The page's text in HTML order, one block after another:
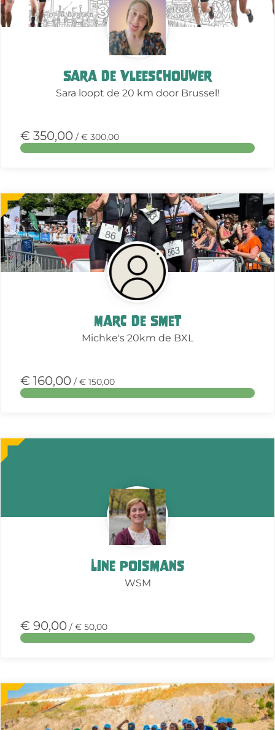
Sara De Vleeschouwer
Sara loopt de 20 km door Brussel!
€ 350,00 / € 300,00
Marc De Smet
Michke's 20km de BXL
€ 160,00 / € 150,00
Meer
over
deze
actie
Line Poismans
WSM
€ 90,00 / € 50,00
Meer
over
deze
Meer
over
deze
actie